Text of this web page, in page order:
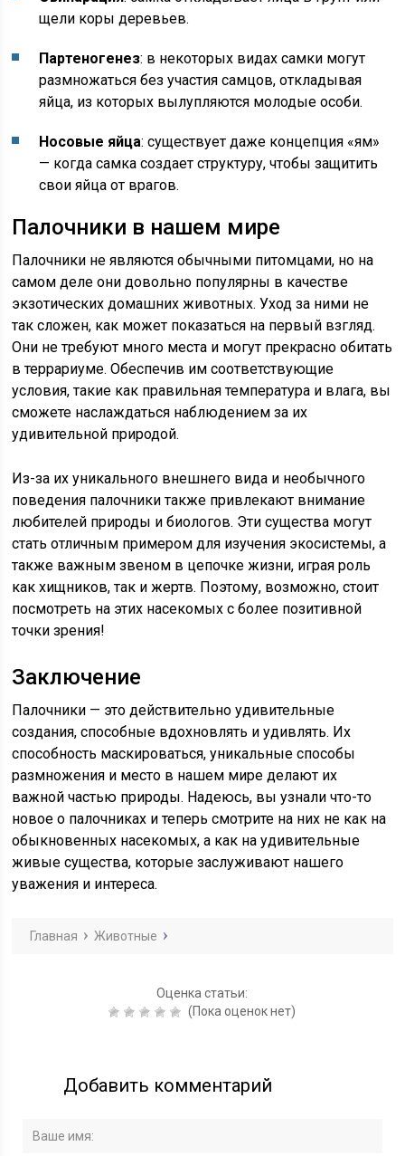
щели коры деревьев.
Партеногенез: в некоторых видах самки могут
размножаться без участия самцов, откладывая
яйца, из которых вылупляются молодые особи.
Носовые яйца: существует даже концепция «ям»
— когда самка создает структуру, чтобы защитить
свои яйца от врагов.
Палочники в нашем мире
Палочники не являются обычными питомцами, но на
самом деле они довольно популярны в качестве
экзотических домашних животных. Уход за ними не
так сложен, как может показаться на первый взгляд.
Они не требуют много места и могут прекрасно обитать
в террариуме. Обеспечив им соответствующие
условия, такие как правильная температура и влага, вы
сможете наслаждаться наблюдением за их
удивительной природой.
Из-за их уникального внешнего вида и необычного
поведения палочники также привлекают внимание
любителей природы и биологов. Эти существа могут
стать отличным примером для изучения экосистемы, а
также важным звеном в цепочке жизни, играя роль
как хищников, так и жертв. Поэтому, возможно, стоит
посмотреть на этих насекомых с более позитивной
точки зрения!
Заключение
Палочники — это действительно удивительные
создания, способные вдохновлять и удивлять. Их
способность маскироваться, уникальные способы
размножения и место в нашем мире делают их
важной частью природы. Надеюсь, вы узнали что-то
новое о палочниках и теперь смотрите на них не как на
обыкновенных насекомых, а как на удивительные
живые существа, которые заслуживают нашего
уважения и интереса.
Главная Животные
Оценка статьи:
(Пока оценок нет)
Добавить комментарий